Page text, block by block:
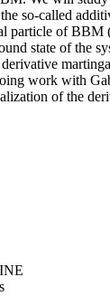
so-called
particle of BBM
state of the
work with
of the